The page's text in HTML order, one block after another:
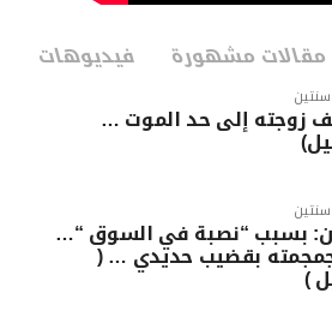
مقالات مشهورة فيديوهات
زوجته إلى حد الموت …
بسبب “نصبة في السوق “…
بقضيب حديدي … (
)